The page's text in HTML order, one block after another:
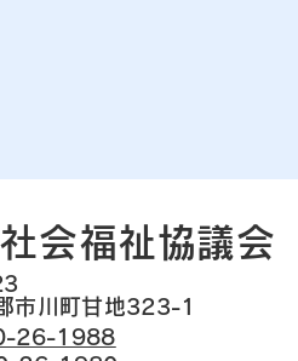
会福祉協議会
市川町甘地323-1
26-1988